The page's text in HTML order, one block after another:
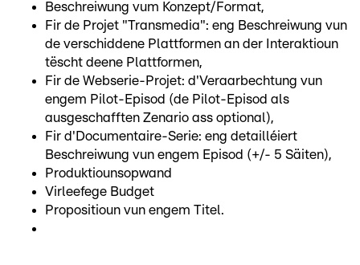
Beschreiwung vum Konzept/Format,
Fir de Projet "Transmedia": eng Beschreiwung vun
de verschiddene Plattformen an der Interaktioun
tëscht deene Plattformen,
Fir de Webserie-Projet: d'Veraarbechtung vun
engem Pilot-Episod (de Pilot-Episod als
ausgeschafften Zenario ass optional),
Fir d'Documentaire-Serie: eng detailléiert
Beschreiwung vun engem Episod (+/- 5 Säiten),
Produktiounsopwand
Virleefege Budget
Propositioun vun engem Titel.